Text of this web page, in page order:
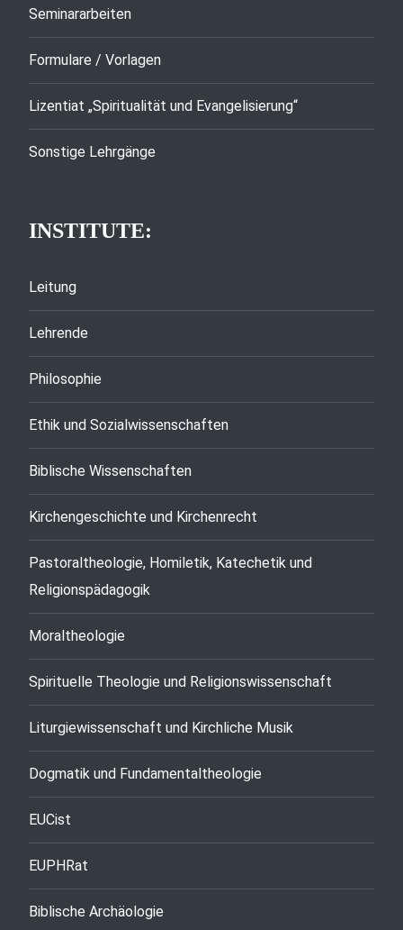
Seminararbeiten
Formulare / Vorlagen
Lizentiat „Spiritualität und Evangelisierung“
Sonstige Lehrgänge
INSTITUTE:
Leitung
Lehrende
Philosophie
Ethik und Sozialwissenschaften
Biblische Wissenschaften
Kirchengeschichte und Kirchenrecht
Pastoraltheologie, Homiletik, Katechetik und
Religionspädagogik
Moraltheologie
Spirituelle Theologie und Religionswissenschaft
Liturgiewissenschaft und Kirchliche Musik
Dogmatik und Fundamentaltheologie
EUCist
EUPHRat
Biblische Archäologie